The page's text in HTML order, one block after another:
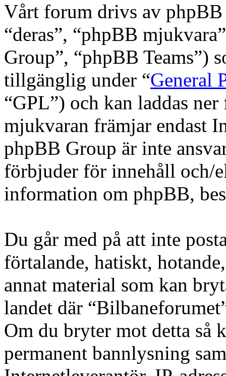
Vårt forum drivs av phpBB
“deras”, “phpBB
Group”, “phpBB Teams”)
tillgänglig under “General
“GPL”) och kan laddas
mjukvaran främjar endast
phpBB Group är inte
förbjuder för innehåll och/
information om phpBB,
Du går med på att inte
förtalande, hatiskt,
annat material som kan
landet där
Om du bryter mot detta så
permanent bannlysning